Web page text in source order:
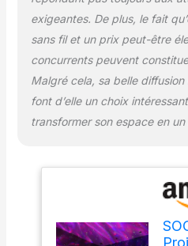
exigeantes. De plus, le fait
sans fil et un prix peut-être
concurrents peuvent
Malgré cela, sa belle
font d’elle un choix
transformer son espace en